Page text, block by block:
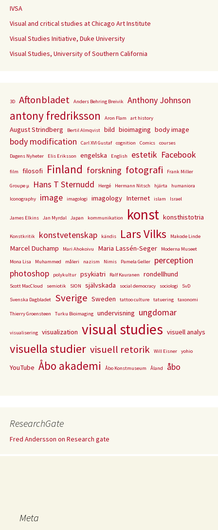
IVSA
Visual and critical studies at Chicago Art Institute
Visual Studies Initiative, Duke University
Visual Studies, University of Southern California
3D Aftonbladet Anders Behring Breivik Anthony Johnson
antony fredriksson Aron Flam art history
August Strindberg Bertil Almqvist bild bioimaging body image
body modification Carl XVI Gustaf cognition Comics courses
Dagens Nyheter Elis Eriksson engelska English estetik Facebook
film filosofi Finland forskning fotografi Frank Miller
Groupe µ Hans T Sternudd Hergé Hermann Nitsch hjärta humaniora
Iconography image imagologi imagology Internet islam Israel
James Elkins Jan Myrdal Japan kommunikation konst konsthistotria
Konstkritik konstvetenskap kändis Lars Vilks Makode Linde
Marcel Duchamp Mari Ahokoivu Maria Lassén-Seger
Moderna Museet
Mona Lisa
Muhammed måleri nazism Nimis Pamela Geller
perception
photoshop
polykultur psykiatri Ralf Kauranen rondellhund
Scott MacCloud semiotik SION självskada social democracy sociologi SvD
Svenska Dagbladet Sverige Sweden tattoo culture tatuering taxonomi
Thierry Groensteen Turku Bioimaging undervisning ungdomar
visualisering visualization visual studies visuell analys
visuella studier visuell retorik Will Eisner yohio
YouTube Åbo akademi Åbo Konstmuseum Åland åbo
ResearchGate
Fred Andersson on Research gate
Meta